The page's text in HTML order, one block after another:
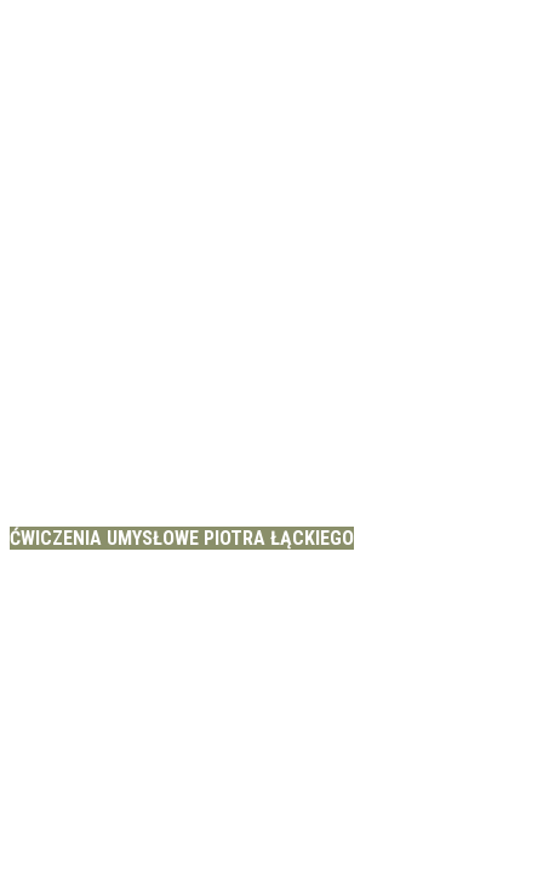
ĆWICZENIA UMYSŁOWE PIOTRA ŁĄCKIEGO